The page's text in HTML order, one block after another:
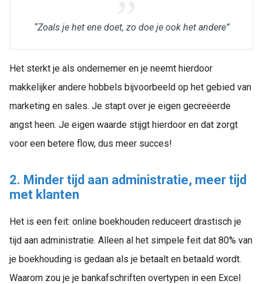
“Zoals je het ene doet, zo doe je ook het andere”
Het sterkt je als ondernemer en je neemt hierdoor
makkelijker andere hobbels bijvoorbeeld op het gebied van
marketing en sales. Je stapt over je eigen gecreëerde
angst heen. Je eigen waarde stijgt hierdoor en dat zorgt
voor een betere flow, dus meer succes!
2. Minder tijd aan administratie, meer tijd
met klanten
Het is een feit: online boekhouden reduceert drastisch je
tijd aan administratie. Alleen al het simpele feit dat 80% van
je boekhouding is gedaan als je betaalt en betaald wordt.
Waarom zou je je bankafschriften overtypen in een Excel